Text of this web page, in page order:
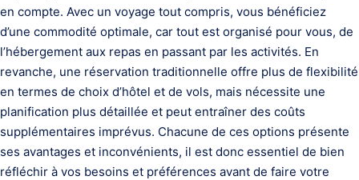
en compte. Avec un voyage tout compris, vous bénéficiez
d’une commodité optimale, car tout est organisé pour vous, de
l’hébergement aux repas en passant par les activités. En
revanche, une réservation traditionnelle offre plus de flexibilité
en termes de choix d’hôtel et de vols, mais nécessite une
planification plus détaillée et peut entraîner des coûts
supplémentaires imprévus. Chacune de ces options présente
ses avantages et inconvénients, il est donc essentiel de bien
réfléchir à vos besoins et préférences avant de faire votre